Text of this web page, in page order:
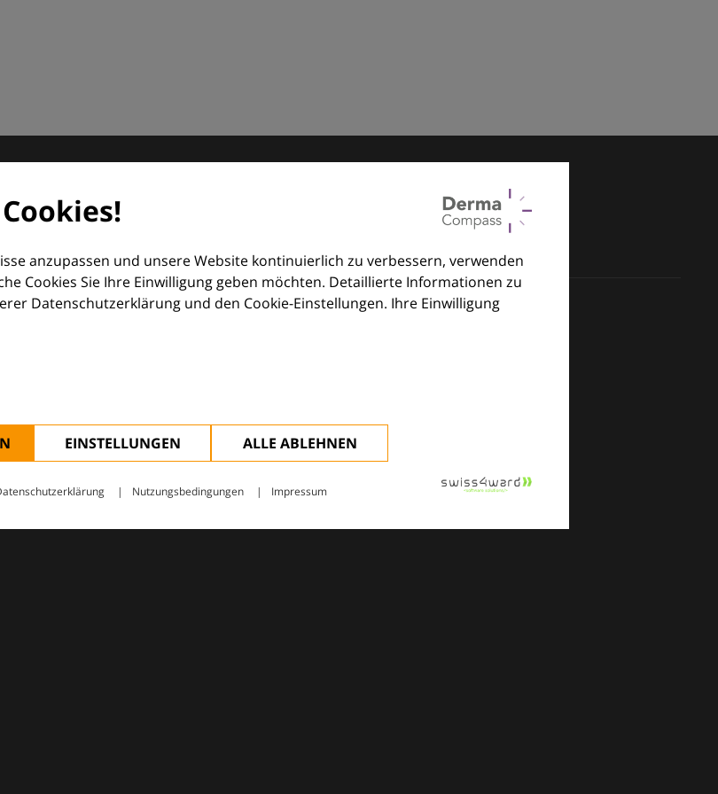
anzupassen und unsere Website kontinuierlich zu verbessern, verwenden
Cookies Sie Ihre Einwilligung geben möchten. Detaillierte Informationen zu
Datenschutzerklärung und den Cookie-Einstellungen. Ihre Einwilligung
EINSTELLUNGEN ALLE ABLEHNEN
Nutzungsbedingungen Impressum
Euroderm Excellence
Bildern und praktischen Tools für den klinischen Alltag.